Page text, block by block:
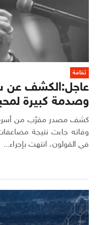
ثقافة
عاجل:الكشف عن
وصدمة كبيرة
كشف مصدر مقرّب من أسرة
وفاته جاءت نتيجة
في القولون، انتهت بإجراء...